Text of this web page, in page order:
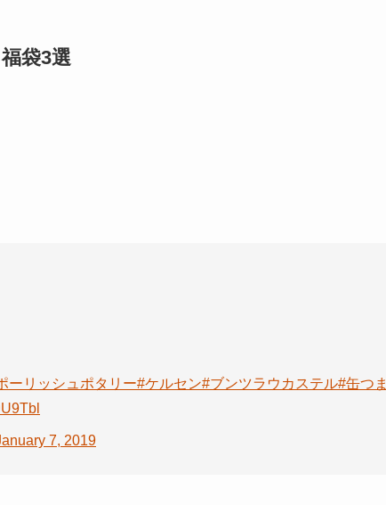
袋3選
ーリッシュポタリー#ケルセン#ブンツラウカステル#缶つま
7, 2019